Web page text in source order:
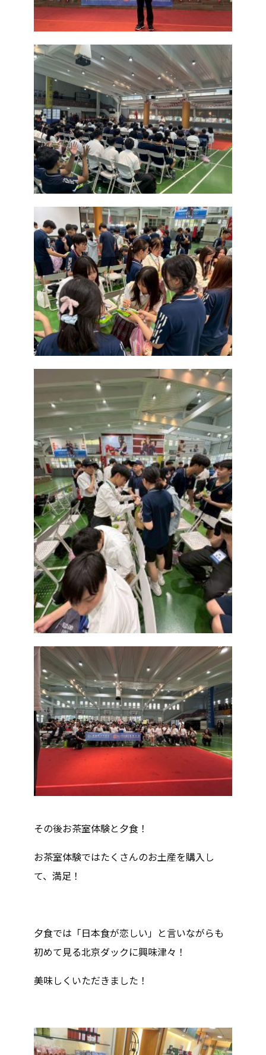
その後お茶室体験と夕食！
お茶室体験ではたくさんのお土産を購入し
て、満足！
夕食では「日本食が恋しい」と言いながらも
初めて見る北京ダックに興味津々！
美味しくいただきました！